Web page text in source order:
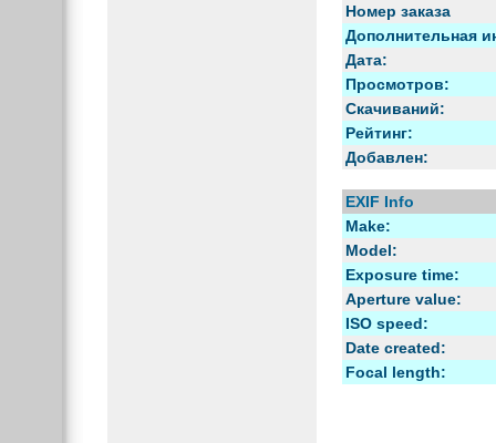
Номер заказа
Дополнительная
Дата:
Просмотров:
Скачиваний:
Рейтинг:
Добавлен:
EXIF Info
Make:
Model:
Exposure time:
Aperture value:
ISO speed:
Date created:
Focal length: